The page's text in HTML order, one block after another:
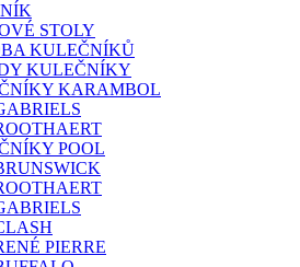
STOLY
KULEČNÍKŮ
KULEČNÍKY
KARAMBOL
POOL
PIERRE